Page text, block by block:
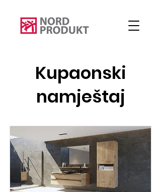
Kupaonski
namještaj